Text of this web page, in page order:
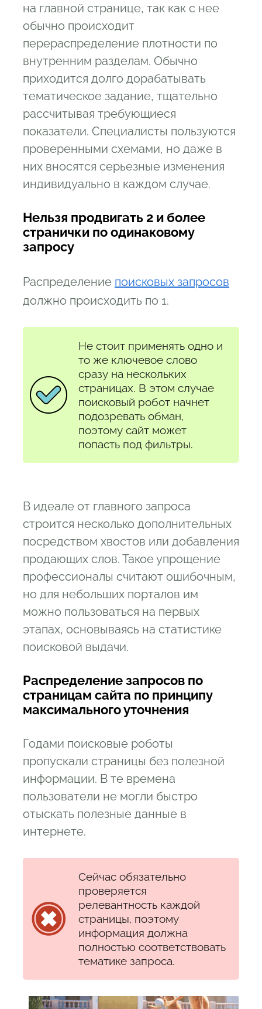
на главной странице, так как с нее
обычно происходит
перераспределение плотности по
внутренним разделам. Обычно
приходится долго дорабатывать
тематическое задание, тщательно
рассчитывая требующиеся
показатели. Специалисты пользуются
проверенными схемами, но даже в
них вносятся серьезные изменения
индивидуально в каждом случае.
Нельзя продвигать 2 и более
странички по одинаковому
запросу
Распределение поисковых запросов
должно происходить по 1.
Не стоит применять одно и
то же ключевое слово
сразу на нескольких
страницах. В этом случае
поисковый робот начнет
подозревать обман,
поэтому сайт может
попасть под фильтры.
В идеале от главного запроса
строится несколько дополнительных
посредством хвостов или добавления
продающих слов. Такое упрощение
профессионалы считают ошибочным,
но для небольших порталов им
можно пользоваться на первых
этапах, основываясь на статистике
поисковой выдачи.
Распределение запросов по
страницам сайта по принципу
максимального уточнения
Годами поисковые роботы
пропускали страницы без полезной
информации. В те времена
пользователи не могли быстро
отыскать полезные данные в
интернете.
Сейчас обязательно
проверяется
релевантность каждой
страницы, поэтому
информация должна
полностью соответствовать
тематике запроса.